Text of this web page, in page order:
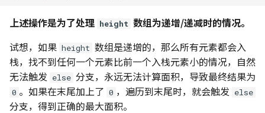
上述操作是为了处理 height 数组为递增/递减时的情况。
试想，如果 height 数组是递增的，那么所有元素都会入
栈，找不到任何一个元素比前一个入栈元素小的情况，自然
无法触发 else 分支，永远无法计算面积，导致最终结果为
0 。如果在末尾加上了 0 ，遍历到末尾时，就会触发 else
分支，得到正确的最大面积。